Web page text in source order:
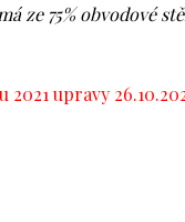
ze 75% obvodové
upravy